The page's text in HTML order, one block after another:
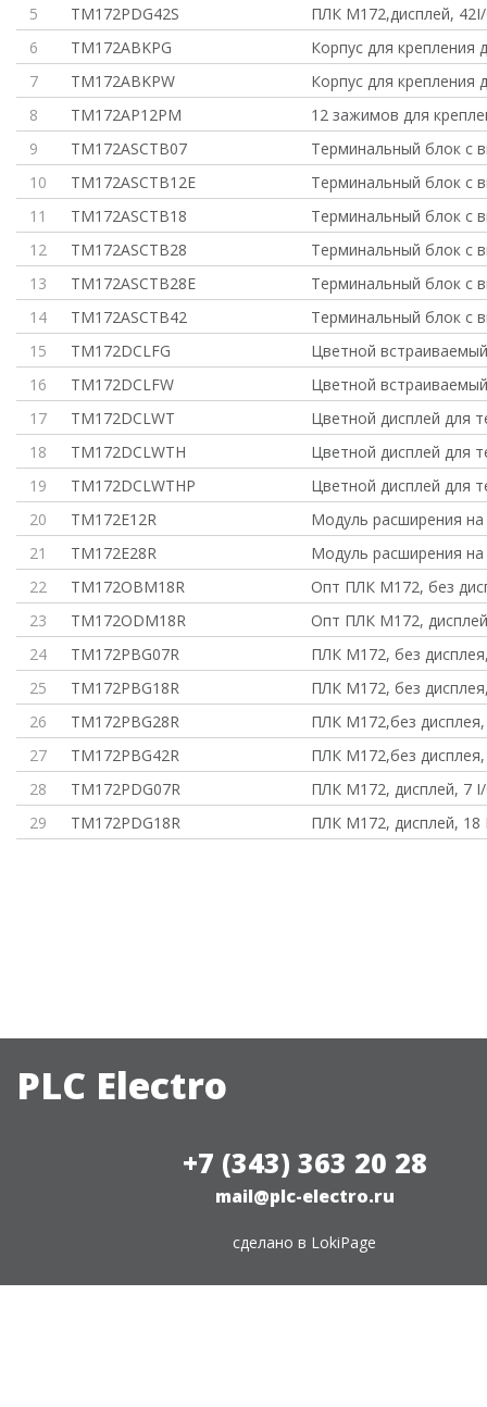
5
TM172PDG42S
ПЛК М172,дисплей,
6
TM172ABKPG
Корпус для крепления
7
TM172ABKPW
Корпус для крепления
8
TM172AP12PM
12 зажимов для
9
TM172ASCTB07
Терминальный блок с
10
TM172ASCTB12E
Терминальный блок с
11
TM172ASCTB18
Терминальный блок с
12
TM172ASCTB28
Терминальный блок с
13
TM172ASCTB28E
Терминальный блок с
14
TM172ASCTB42
Терминальный блок с
15
TM172DCLFG
Цветной
16
TM172DCLFW
Цветной
17
TM172DCLWT
Цветной дисплей для
18
TM172DCLWTH
Цветной дисплей для
19
TM172DCLWTHP
Цветной дисплей для
20
TM172E12R
Модуль расширения
21
TM172E28R
Модуль расширения
22
TM172OBM18R
Опт ПЛК М172, без
23
TM172ODM18R
Опт ПЛК М172,
24
TM172PBG07R
ПЛК М172, без
25
TM172PBG18R
ПЛК М172, без
26
TM172PBG28R
ПЛК М172,без
27
TM172PBG42R
ПЛК М172,без
28
TM172PDG07R
ПЛК М172, дисплей, 7
29
TM172PDG18R ПЛК М172, дисплей, 18
PLC Electro
+7 (343) 363 20 28
mail@plc-electro.ru
сделано в LokiPage